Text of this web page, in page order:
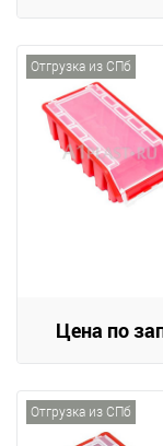
Отгрузка из СПб
Цена по
Отгрузка из СПб